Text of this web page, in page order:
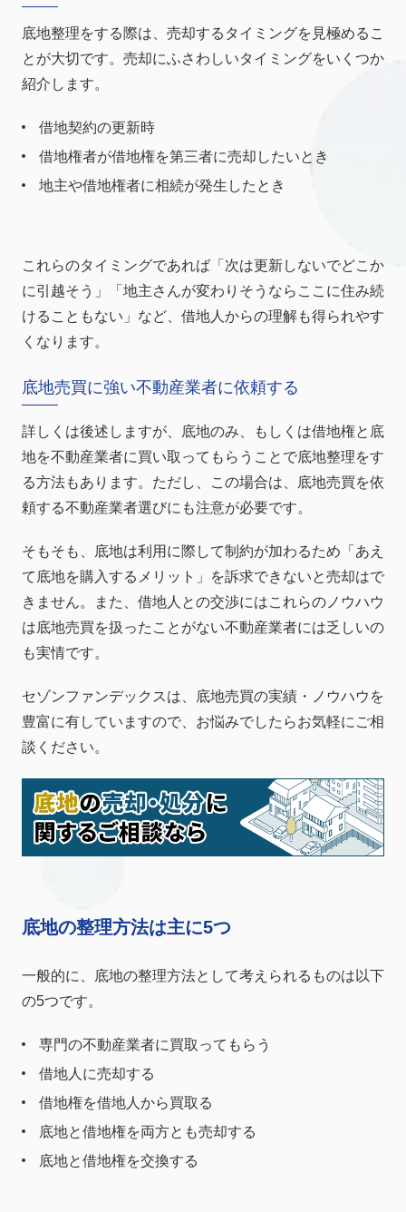
底地整理をする際は、売却するタイミングを見極めるこ
とが大切です。売却にふさわしいタイミングをいくつか
紹介します。
借地契約の更新時
借地権者が借地権を第三者に売却したいとき
地主や借地権者に相続が発生したとき
これらのタイミングであれば「次は更新しないでどこか
に引越そう」「地主さんが変わりそうならここに住み続
けることもない」など、借地人からの理解も得られやす
くなります。
底地売買に強い不動産業者に依頼する
詳しくは後述しますが、底地のみ、もしくは借地権と底
地を不動産業者に買い取ってもらうことで底地整理をす
る方法もあります。ただし、この場合は、底地売買を依
頼する不動産業者選びにも注意が必要です。
そもそも、底地は利用に際して制約が加わるため「あえ
て底地を購入するメリット」を訴求できないと売却はで
きません。また、借地人との交渉にはこれらのノウハウ
は底地売買を扱ったことがない不動産業者には乏しいの
も実情です。
セゾンファンデックスは、底地売買の実績・ノウハウを
豊富に有していますので、お悩みでしたらお気軽にご相
談ください。
底地の整理方法は主に5つ
一般的に、底地の整理方法として考えられるものは以下
の5つです。
専門の不動産業者に買取ってもらう
借地人に売却する
借地権を借地人から買取る
底地と借地権を両方とも売却する
底地と借地権を交換する